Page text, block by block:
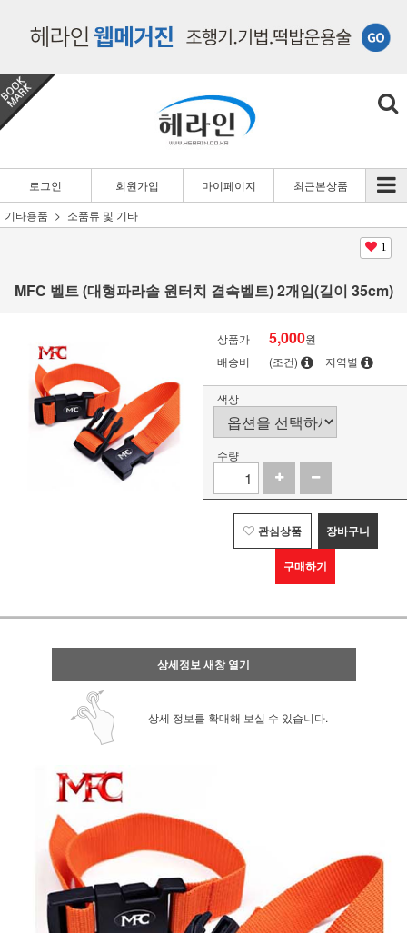
로그인 회원가입 마이페이지
최근본상품
기타용품
소품류 및 기타
1
MFC 벨트 (대형파라솔 원터치 결속벨트) 2개입(길이 35cm)
상품가 5,000원
배송비
(조건) 지역별
색상
수량
관심상품 장바구니
구매하기
상세정보 새창 열기
상세 정보를 확대해 보실 수 있습니다.